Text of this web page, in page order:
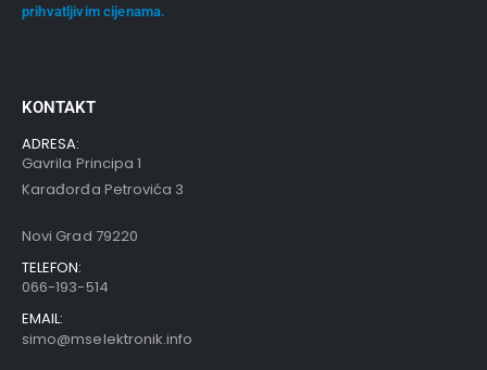
prihvatljivim cijenama.
KONTAKT
ADRESA:
Gavrila Principa 1
Karađorđa Petrovića 3
Novi Grad 79220
TELEFON:
066-193-514
EMAIL:
simo@mselektronik.info